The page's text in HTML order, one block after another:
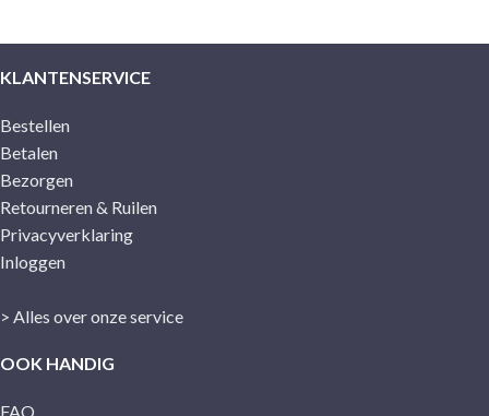
KLANTENSERVICE
Bestellen
Betalen
Bezorgen
Retourneren & Ruilen
Privacyverklaring
Inloggen
> Alles over onze service
OOK HANDIG
FAQ